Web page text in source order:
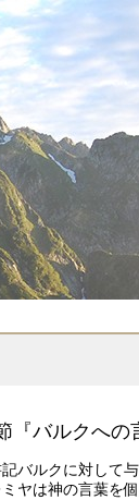
『バルクへの
バルクに対して
ヤは神の言葉を